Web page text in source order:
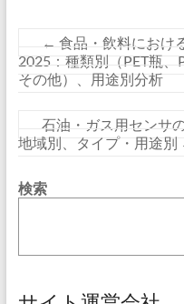
← 食品・飲料におけ
2025：種類別（PET瓶、
その他）、用途別分析
石油・ガス用センサ
地域別、タイプ・用途別
検索